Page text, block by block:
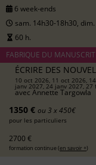
6 week-ends
sam. 14h30-18h30,
60 h.
FABRIQUE DU MANUSCRIT
ÉCRIRE DES
10 oct 2026, 11 oct 2026,
janv 2027, 24 janv 2027,
avec Annette Targowla
1350 € ou 3 x 450€
pour les particuliers
2700 €
formation continue (en savoir +)